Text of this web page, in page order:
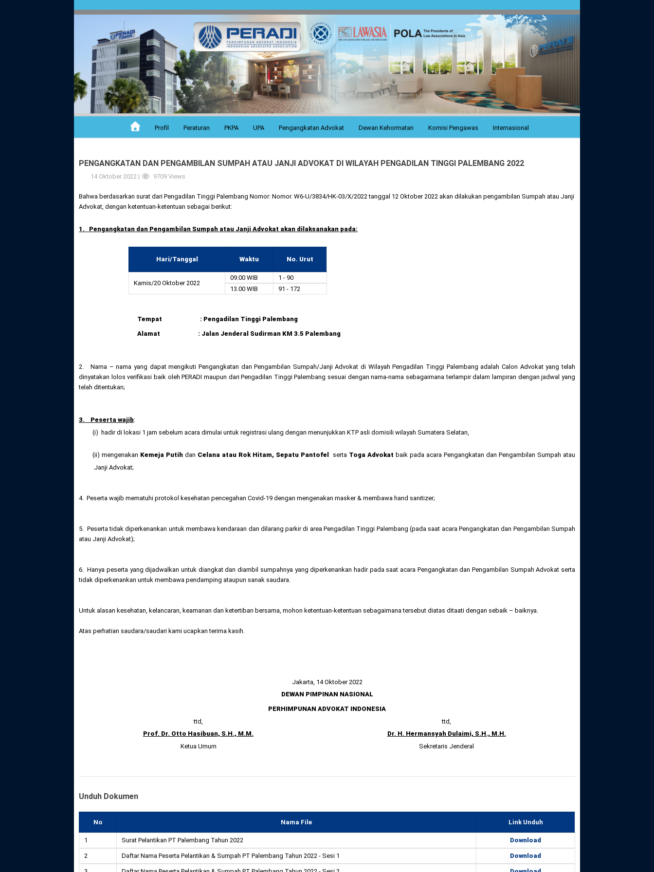
Profil Peraturan PKPA UPA Pengangkatan Advokat Dewan Kehormatan Komisi Pengawas Internasional
PENGANGKATAN DAN PENGAMBILAN SUMPAH ATAU JANJI ADVOKAT DI WILAYAH PENGADILAN TINGGI PALEMBANG 2022
14 Oktober 2022 | 9709 Views
Bahwa berdasarkan surat dari Pengadilan Tinggi Palembang Nomor: Nomor. W6-U/3834/HK-03/X/2022 tanggal 12 Oktober 2022 akan dilakukan pengambilan Sumpah atau Janji
Advokat, dengan ketentuan-ketentuan sebagai berikut:
1. Pengangkatan dan Pengambilan Sumpah atau Janji Advokat akan dilaksanakan pada:
Hari/Tanggal Waktu No. Urut
Kamis/20 Oktober 2022
09.00 WIB
1 - 90
13.00 WIB
91 - 172
Tempat : Pengadilan Tinggi Palembang
Alamat : Jalan Jenderal Sudirman KM 3.5 Palembang
2. Nama – nama yang dapat mengikuti Pengangkatan dan Pengambilan Sumpah/Janji Advokat di Wilayah Pengadilan Tinggi Palembang adalah Calon Advokat yang telah
dinyatakan lolos verifikasi baik oleh PERADI maupun dari Pengadilan Tinggi Palembang sesuai dengan nama-nama sebagaimana terlampir dalam lampiran dengan jadwal yang
telah ditentukan;
3. Peserta wajib:
(i) hadir di lokasi 1 jam sebelum acara dimulai untuk registrasi ulang dengan menunjukkan KTP asli domisili wilayah Sumatera Selatan,
(ii) mengenakan Kemeja Putih dan Celana atau Rok Hitam, Sepatu Pantofel serta Toga Advokat baik pada acara Pengangkatan dan Pengambilan Sumpah atau
Janji Advokat;
4. Peserta wajib mematuhi protokol kesehatan pencegahan Covid-19 dengan mengenakan masker & membawa hand sanitizer;
5. Peserta tidak diperkenankan untuk membawa kendaraan dan dilarang parkir di area Pengadilan Tinggi Palembang (pada saat acara Pengangkatan dan Pengambilan Sumpah
atau Janji Advokat);
6. Hanya peserta yang dijadwalkan untuk diangkat dan diambil sumpahnya yang diperkenankan hadir pada saat acara Pengangkatan dan Pengambilan Sumpah Advokat serta
tidak diperkenankan untuk membawa pendamping ataupun sanak saudara.
Untuk alasan kesehatan, kelancaran, keamanan dan ketertiban bersama, mohon ketentuan-ketentuan sebagaimana tersebut diatas ditaati dengan sebaik – baiknya.
Atas perhatian saudara/saudari kami ucapkan terima kasih.
Jakarta, 14 Oktober 2022
DEWAN PIMPINAN NASIONAL
PERHIMPUNAN ADVOKAT INDONESIA
ttd,
ttd,
Prof. Dr. Otto Hasibuan, S.H., M.M.
Dr. H. Hermansyah Dulaimi, S.H., M.H.
Ketua Umum
Sekretaris Jenderal
Unduh Dokumen
No Nama File Link Unduh
1 Surat Pelantikan PT Palembang Tahun 2022 Download
2 Daftar Nama Peserta Pelantikan & Sumpah PT Palembang Tahun 2022 - Sesi 1 Download